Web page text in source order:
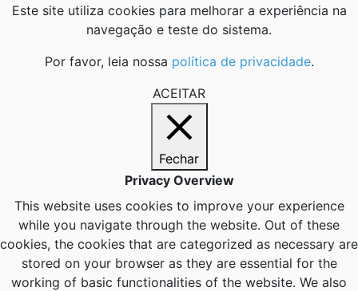
Este site utiliza cookies para melhorar a experiência na
navegação e teste do sistema.
Por favor, leia nossa política de privacidade.
ACEITAR
Fechar
Privacy Overview
This website uses cookies to improve your experience
while you navigate through the website. Out of these
cookies, the cookies that are categorized as necessary are
stored on your browser as they are essential for the
working of basic functionalities of the website. We also